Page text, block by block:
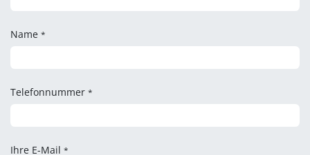
Name *
Telefonnummer *
Ihre E-Mail *